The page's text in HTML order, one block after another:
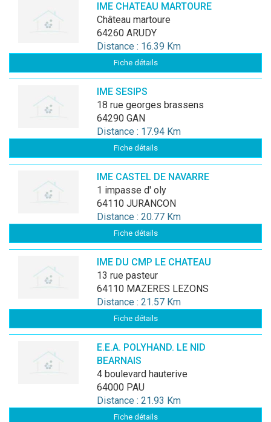
IME CHATEAU MARTOURE
château martoure
64260 ARUDY
Distance : 16.39 Km
Fiche détails
IME SESIPS
18 rue georges brassens
64290 GAN
Distance : 17.94 Km
Fiche détails
IME CASTEL DE NAVARRE
1 impasse d' oly
64110 JURANCON
Distance : 20.77 Km
Fiche détails
IME DU CMP LE CHATEAU
13 rue pasteur
64110 MAZERES LEZONS
Distance : 21.57 Km
Fiche détails
E.E.A. POLYHAND. LE NID
BEARNAIS
4 boulevard hauterive
64000 PAU
Distance : 21.93 Km
Fiche détails